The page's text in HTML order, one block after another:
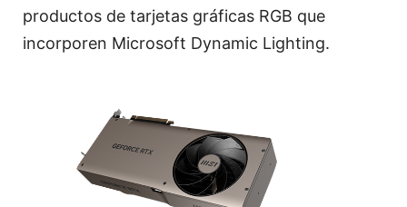
productos de tarjetas gráficas RGB que
incorporen Microsoft Dynamic Lighting.